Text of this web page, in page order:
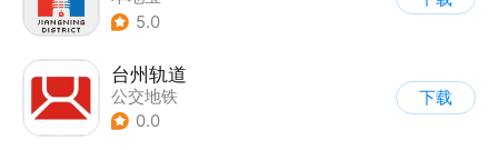
5.0
台州轨道
公交地铁
0.0
下载